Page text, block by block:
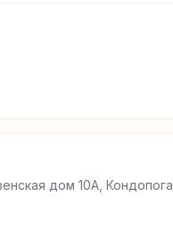
дом 10А, Кондопога